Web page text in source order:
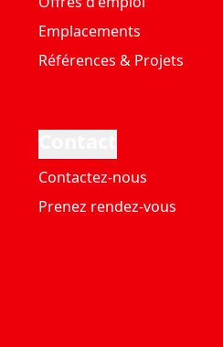
Emplacements
Références & Projets
Contactez-nous
Prenez rendez-vous